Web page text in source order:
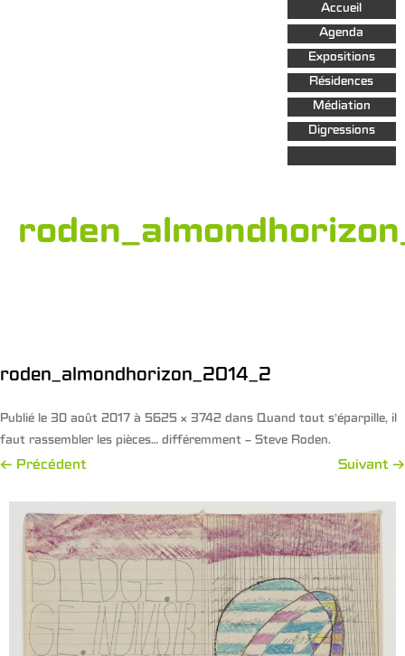
Aller au
contenu
principal
Accueil
Agenda
Expositions
Résidences
Médiation
Digressions
roden_almondhorizon_2014_2
Publié le 30 août 2017 à 5625 × 3742 dans Quand tout s’éparpille, il
faut rassembler les pièces… différemment – Steve Roden.
← Précédent Suivant →